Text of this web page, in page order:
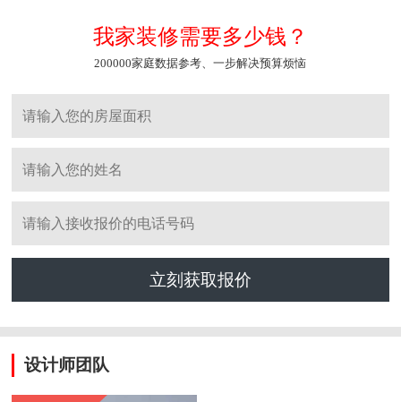
我家装修需要多少钱？
200000家庭数据参考、一步解决预算烦恼
立刻获取报价
设计师团队